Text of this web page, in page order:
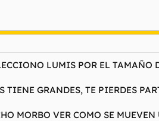
LUMIS POR EL TAMAÑO
GRANDES, TE PIERDES
MORBO VER COMO SE